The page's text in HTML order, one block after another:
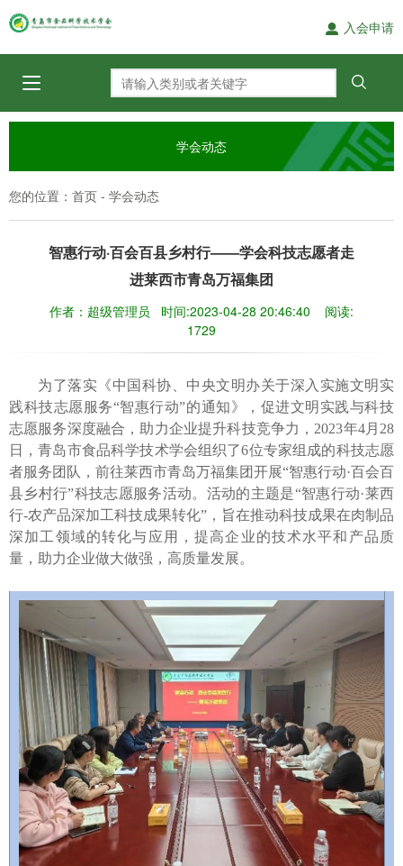
入会申请
学会动态
您的位置： 首页 - 学会动态
智惠行动·百会百县乡村行——学会科技志愿者走
进莱西市青岛万福集团
作者：超级管理员 时间:2023-04-28 20:46:40 阅读:
1729
为了落实《中国科协、中央文明办关于深入实施文明实
践科技志愿服务“智惠行动”的通知》，促进文明实践与科技
志愿服务深度融合，助力企业提升科技竞争力，2023年4月28
日，青岛市食品科学技术学会组织了6位专家组成的科技志愿
者服务团队，前往莱西市青岛万福集团开展“智惠行动·百会百
县乡村行”科技志愿服务活动。活动的主题是“智惠行动·莱西
行-农产品深加工科技成果转化”，旨在推动科技成果在肉制品
深加工领域的转化与应用，提高企业的技术水平和产品质
量，助力企业做大做强，高质量发展。